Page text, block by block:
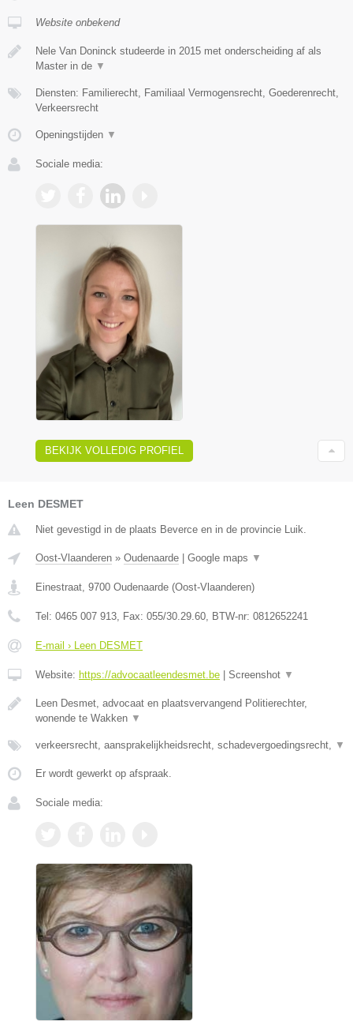
Website onbekend
Nele Van Doninck studeerde in 2015 met onderscheiding af als
Master in de ▼
Diensten: Familierecht, Familiaal Vermogensrecht, Goederenrecht,
Verkeersrecht
Openingstijden ▼
Sociale media:
BEKIJK VOLLEDIG PROFIEL
Leen DESMET
Niet gevestigd in de plaats Beverce en in de provincie Luik.
Oost-Vlaanderen » Oudenaarde Google maps ▼
Einestraat, 9700 Oudenaarde (Oost-Vlaanderen)
Tel: 0465 007 913, Fax: 055/30.29.60, BTW-nr: 0812652241
E-mail › Leen DESMET
Website: https://advocaatleendesmet.be Screenshot ▼
Leen Desmet, advocaat en plaatsvervangend Politierechter,
wonende te Wakken ▼
verkeersrecht, aansprakelijkheidsrecht, schadevergoedingsrecht, ▼
Er wordt gewerkt op afspraak.
Sociale media: